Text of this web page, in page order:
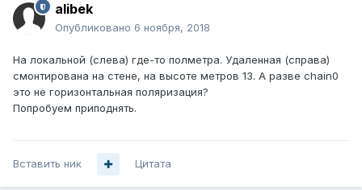
alibek
Опубликовано 6 ноября, 2018
На локальной (слева) где-то полметра. Удаленная (справа)
смонтирована на стене, на высоте метров 13. А разве chain0
это не горизонтальная поляризация?
Попробуем приподнять.
Вставить ник Цитата